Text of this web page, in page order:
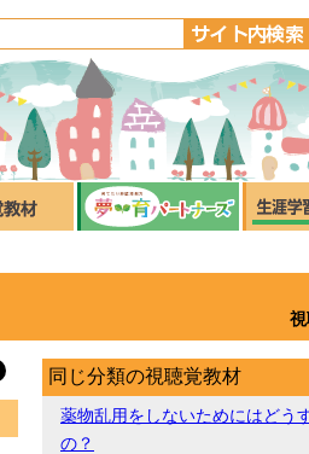
同じ分類の視聴覚教材
薬物乱用をしないためにはどう
の？